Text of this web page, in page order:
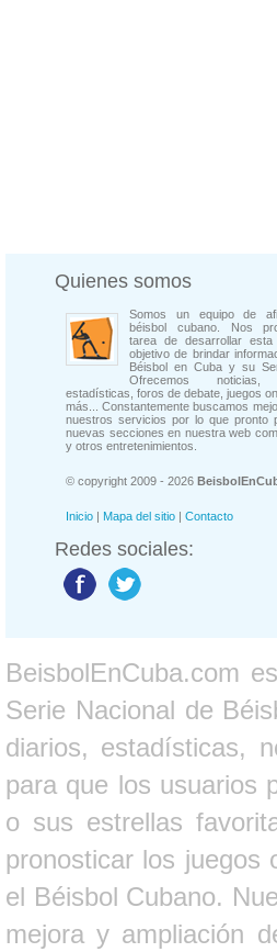
Quienes somos
Somos un equipo de
béisbol cubano. Nos
tarea de desarrollar
objetivo de brindar
Béisbol en Cuba y su
Ofrecemos noticias,
estadísticas, foros de debate, juegos
más... Constantemente buscamos
nuestros servicios por lo que pronto
nuevas secciones en nuestra web
y otros entretenimientos.
© copyright 2009 - 2026
Inicio | Mapa del sitio | Contacto
Redes sociales:
BeisbolEnCuba.com
Serie Nacional de
diarios, estadísticas,
para que los usuarios
o sus estrellas
pronosticar los juegos
el Béisbol Cubano.
mejora y ampliación